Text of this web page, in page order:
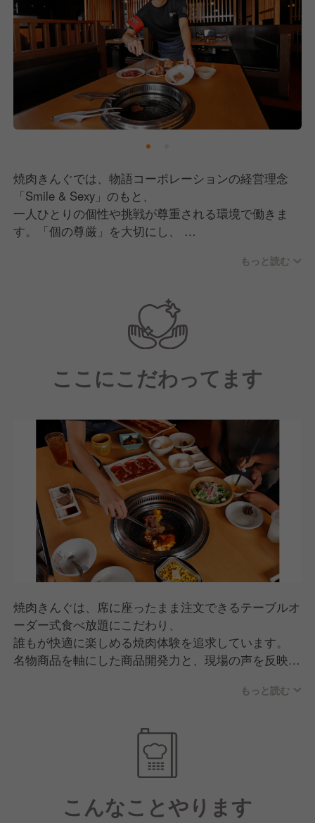
焼肉きんぐでは、物語コーポレーションの経営理念
「Smile & Sexy」のもと、
一人ひとりの個性や挑戦が尊重される環境で働きま
す。「個の尊厳」を大切にし、
多様な仲間と共により良い店舗づくりを追求する職場
もっと読む
ここにこだわってます
焼肉きんぐは、席に座ったまま注文できるテーブルオ
ーダー式食べ放題にこだわり、
誰もが快適に楽しめる焼肉体験を追求しています。
名物商品を軸にした商品開発力と、現場の声を反映す
品質・価格・サービスのバランスが高く評価され、
もっと読む
こんなことやります